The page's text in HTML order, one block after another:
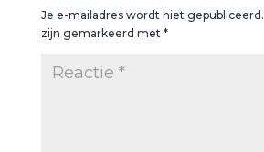
Je e-mailadres wordt niet gepubliceerd.
zijn gemarkeerd met *